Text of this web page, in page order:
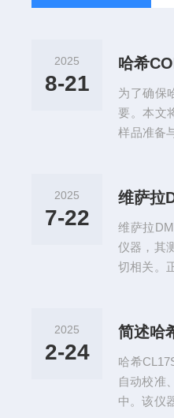
2025
8-21
哈希
为了确保
要。本文
样品准备
稀释倍数
到试剂管
2025
7-22
维萨拉
仪器，其
切相关。
清楚了解
远离高温
2025
2-24
简述哈
哈希
自动校准
中。该仪